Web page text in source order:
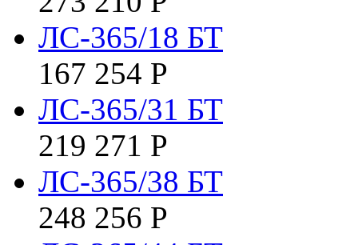
ЛС-365/18 БТ
167 254 Р
ЛС-365/31 БТ
219 271 Р
ЛС-365/38 БТ
248 256 Р